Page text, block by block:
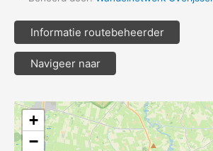
Informatie routebeheerder
Navigeer naar
+
−